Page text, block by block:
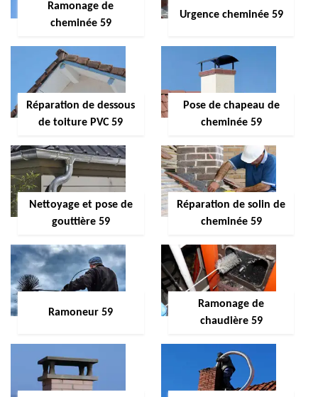
Ramonage de
cheminée 59
Urgence cheminée 59
Réparation de dessous
de toiture PVC 59
Pose de chapeau de
cheminée 59
Nettoyage et pose de
gouttière 59
Réparation de solin de
cheminée 59
Ramoneur 59
Ramonage de
chaudière 59